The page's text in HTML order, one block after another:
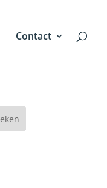
Contact